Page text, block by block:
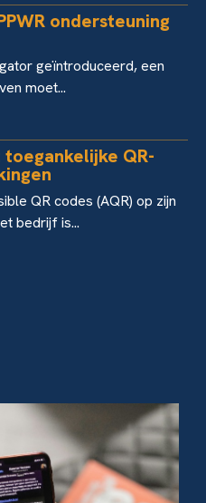
ondersteuning
geïntroduceerd, een
moet...
QR-
QR codes (AQR) op zijn
bedrijf is...